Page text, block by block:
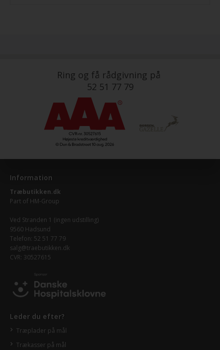
Ring og få rådgivning på
52 51 77 79
Information
Træbutikken.dk
Part of HM-Group
Ved Stranden 1 (ingen udstilling)
9560 Hadsund
Telefon: 52 51 77 79
salg@traebutikken.dk
CVR: 30527615
Leder du efter?
Træplader på mål
Trækasser på mål